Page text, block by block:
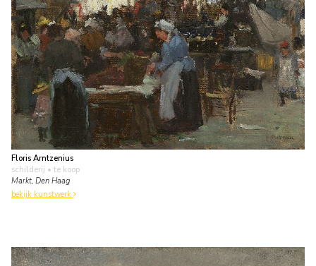
Floris Arntzenius
schilderij • te koop
Markt, Den Haag
bekijk kunstwerk